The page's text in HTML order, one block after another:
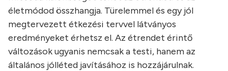
életmódod összhangja. Türelemmel és egy jól
megtervezett étkezési tervvel látványos
eredményeket érhetsz el. Az étrendet érintő
változások ugyanis nemcsak a testi, hanem az
általános jólléted javításához is hozzájárulnak.